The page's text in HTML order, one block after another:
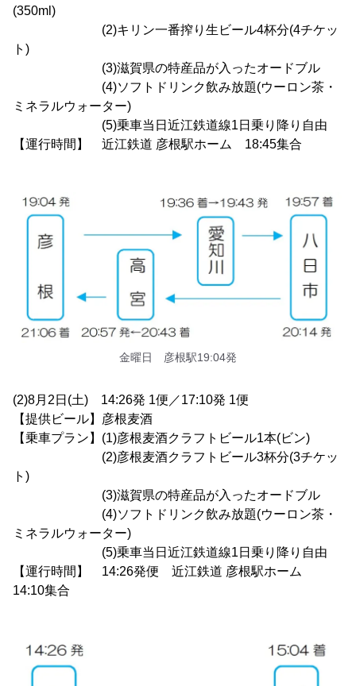
(350ml)
(2)キリン一番搾り生ビール4杯分(4チケッ
ト)
(3)滋賀県の特産品が入ったオードブル
(4)ソフトドリンク飲み放題(ウーロン茶・
ミネラルウォーター)
(5)乗車当日近江鉄道線1日乗り降り自由
【運行時間】 近江鉄道 彦根駅ホーム 18:45集合
金曜日 彦根駅19:04発
(2)8月2日(土) 14:26発 1便／17:10発 1便
【提供ビール】彦根麦酒
【乗車プラン】(1)彦根麦酒クラフトビール1本(ビン)
(2)彦根麦酒クラフトビール3杯分(3チケッ
ト)
(3)滋賀県の特産品が入ったオードブル
(4)ソフトドリンク飲み放題(ウーロン茶・
ミネラルウォーター)
(5)乗車当日近江鉄道線1日乗り降り自由
【運行時間】 14:26発便 近江鉄道 彦根駅ホーム
14:10集合